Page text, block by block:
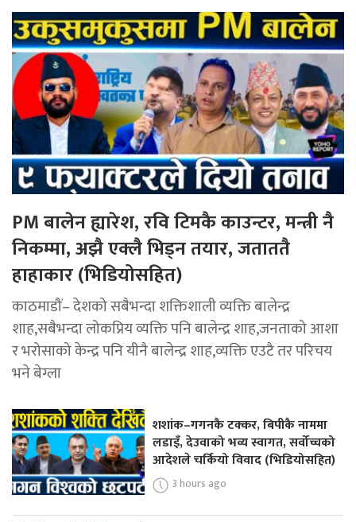
PM बालेन ह्यारेश, रवि टिमकै काउन्टर, मन्त्री नै
निकम्मा, अझै एक्लै भिड्न तयार, जताततै
हाहाकार (भिडियोसहित)
काठमाडौं– देशको सबैभन्दा शक्तिशाली व्यक्ति बालेन्द्र
शाह,सबैभन्दा लोकप्रिय व्यक्ति पनि बालेन्द्र शाह,जनताको आशा
र भरोसाको केन्द्र पनि यीनै बालेन्द्र शाह,व्यक्ति एउटै तर परिचय
भने बेग्ला
शशांक–गगनकै टक्कर, बिपीकै नाममा
लडाइँ, देउवाको भव्य स्वागत, सर्वोच्चको
आदेशले चर्कियो विवाद (भिडियोसहित)
3 hours ago